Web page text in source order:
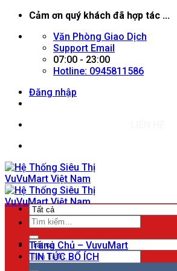
ChuyểnCảm ơn quý khách đã hợp tác ...
Văn Phòng Giao Dịch
Support Email
07:00 - 23:00
Hotline: 0945811586
Đăng nhập
Menu
Tìm
kiếm:
Tìm
kiếm:
Trang Chủ – VuvuMart
TIN TỨC BỔ ÍCH